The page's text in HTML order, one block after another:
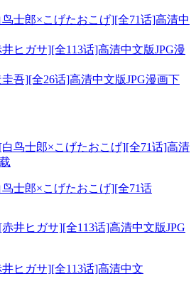
士郎×こげたおこげ][全71话]高清中
ヒガサ][全113话]高清中文版JPG漫
吾][全26话]高清中文版JPG漫画下
士郎×こげたおこげ][全71话
ヒガサ][全113话]高清中文